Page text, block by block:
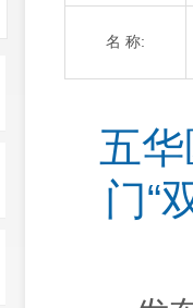
名 称:
五
门“